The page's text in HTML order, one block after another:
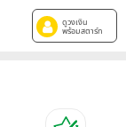
ดูวงเงิน
พร้อมสตาร์ท